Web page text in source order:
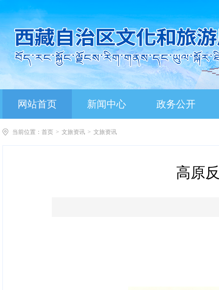
网站首页 新闻中心 政务公开
当前位置： 首页 > 文旅资讯 > 文旅资讯
高原